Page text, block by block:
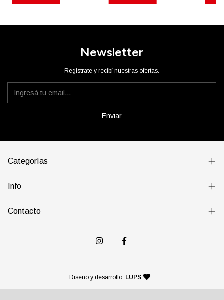
Newsletter
Registrate y recibí nuestras ofertas.
Categorías
Info
Contacto
Diseño y desarrollo: LUPS — agencia de diseño y